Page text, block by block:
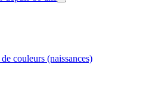
couleurs (naissances)